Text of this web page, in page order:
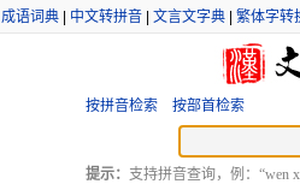
成语词典 中文转拼音 文言文字典 繁体字转
按拼音检索 按部首检索
提示： 支持拼音查询，例：“wen